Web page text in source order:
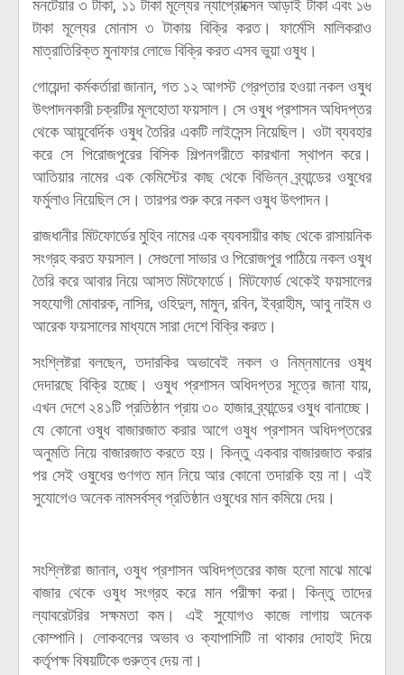
মনটেয়ার ৩ টাকা, ১১ টাকা মূল্যের ন্যাপ্রোক্সেন আড়াই টাকা এবং ১৬
টাকা মূল্যের মোনাস ৩ টাকায় বিক্রি করত। ফার্মেসি মালিকরাও
মাত্রাতিরিক্ত মুনাফার লোভে বিক্রি করত এসব ভুয়া ওষুধ।
গোয়েন্দা কর্মকর্তারা জানান, গত ১২ আগস্ট গ্রেপ্তার হওয়া নকল ওষুধ
উৎপাদনকারী চক্রটির মূলহোতা ফয়সাল। সে ওষুধ প্রশাসন অধিদপ্তর
থেকে আয়ুবের্দিক ওষুধ তৈরির একটি লাইসেন্স নিয়েছিল। ওটা ব্যবহার
করে সে পিরোজপুরের বিসিক শিল্পনগরীতে কারখানা স্থাপন করে।
আতিয়ার নামের এক কেমিস্টের কাছ থেকে বিভিন্ন ব্র্যান্ডের ওষুধের
ফর্মুলাও নিয়েছিল সে। তারপর শুরু করে নকল ওষুধ উৎপাদন।
রাজধানীর মিটফোর্ডের মুহিব নামের এক ব্যবসায়ীর কাছ থেকে রাসায়নিক
সংগ্রহ করত ফয়সাল। সেগুলো সাভার ও পিরোজপুর পাঠিয়ে নকল ওষুধ
তৈরি করে আবার নিয়ে আসত মিটফোর্ডে। মিটফোর্ড থেকেই ফয়সালের
সহযোগী মোবারক, নাসির, ওহিদুল, মামুন, রবিন, ইব্রাহীম, আবু নাইম ও
আরেক ফয়সালের মাধ্যমে সারা দেশে বিক্রি করত।
সংশ্লিষ্টরা বলছেন, তদারকির অভাবেই নকল ও নিম্নমানের ওষুধ
দেদারছে বিক্রি হচ্ছে। ওষুধ প্রশাসন অধিদপ্তর সূত্রে জানা যায়,
এখন দেশে ২৪১টি প্রতিষ্ঠান প্রায় ৩০ হাজার ব্র্যান্ডের ওষুধ বানাচ্ছে।
যে কোনো ওষুধ বাজারজাত করার আগে ওষুধ প্রশাসন অধিদপ্তরের
অনুমতি নিয়ে বাজারজাত করতে হয়। কিন্তু একবার বাজারজাত করার
পর সেই ওষুধের গুণগত মান নিয়ে আর কোনো তদারকি হয় না। এই
সুযোগেও অনেক নামসর্বস্ব প্রতিষ্ঠান ওষুধের মান কমিয়ে দেয়।
সংশ্লিষ্টরা জানান, ওষুধ প্রশাসন অধিদপ্তরের কাজ হলো মাঝে মাঝে
বাজার থেকে ওষুধ সংগ্রহ করে মান পরীক্ষা করা। কিন্তু তাদের
ল্যাবরেটরির সক্ষমতা কম। এই সুযোগও কাজে লাগায় অনেক
কোম্পানি। লোকবলের অভাব ও ক্যাপাসিটি না থাকার দোহাই দিয়ে
কর্তৃপক্ষ বিষয়টিকে গুরুত্ব দেয় না।